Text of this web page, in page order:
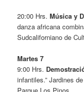
20:00 Hrs.Música y
danza africana
Sudcaliforniano de
Martes 7
9:00 Hrs.
infantiles.” Jardines